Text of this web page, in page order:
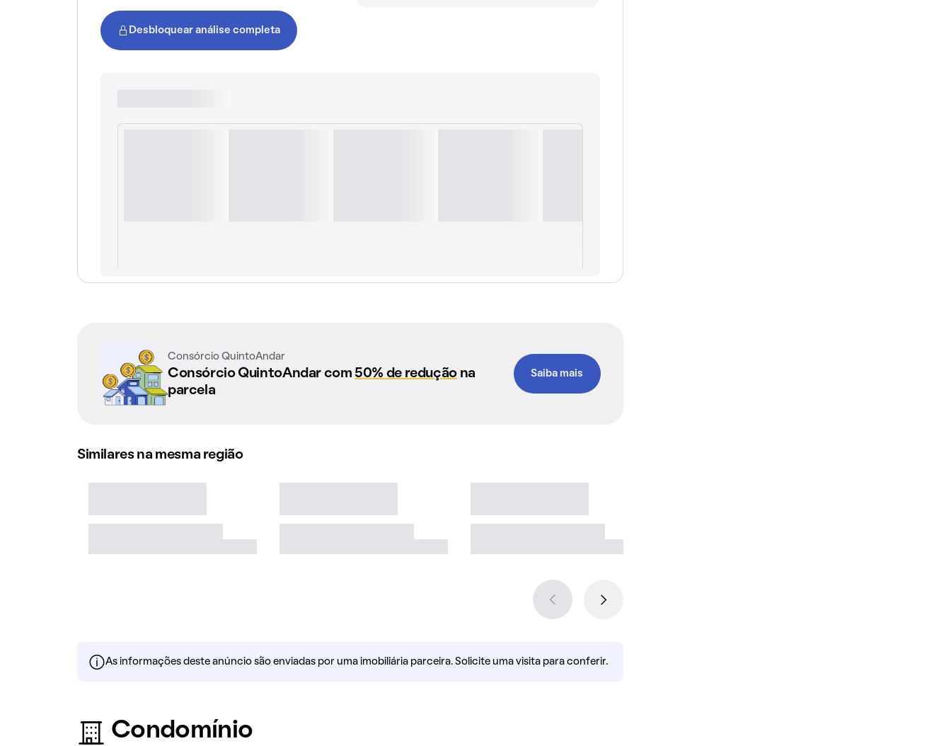
Desbloquear análise completa
Consórcio QuintoAndar
Consórcio QuintoAndar com 50% de reduçãona
parcela
Saiba mais
Similares na mesma região
As informações deste anúncio são enviadas por uma imobiliária parceira. Solicite uma visita para conferir.
Condomínio